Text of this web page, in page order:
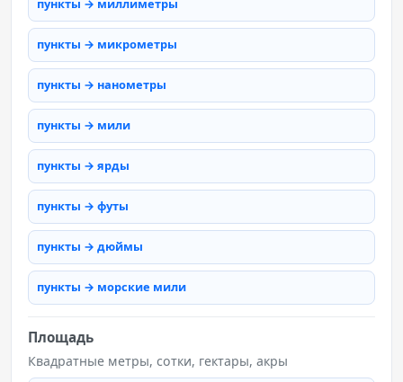
пункты → миллиметры
пункты → микрометры
пункты → нанометры
пункты → мили
пункты → ярды
пункты → футы
пункты → дюймы
пункты → морские мили
Площадь
Квадратные метры, сотки, гектары, акры